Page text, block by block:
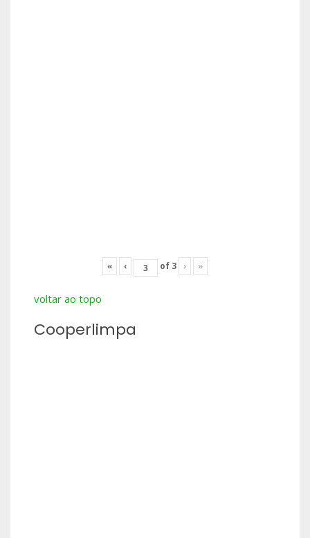
« ‹ of 3 › »
voltar ao topo
Cooperlimpa